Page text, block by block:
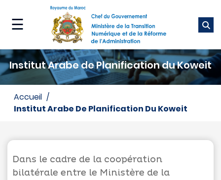
contenu
☰
Ministère
Nos
métiers
Nos
Institut Arabe de Planification du Koweit
accueil
Institut Arabe De Planification Du Koweit
Dans le cadre de la coopération
bilatérale entre le Ministère de la